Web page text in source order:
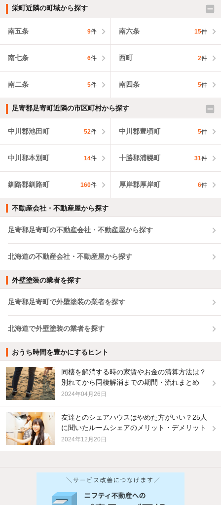
栄町近隣の町域から探す
南五条 9件 南六条 15件
南七条 6件 西町 2件
南二条 5件 南四条 5件
足寄郡足寄町近隣の市区町村から探す
中川郡池田町 52件 中川郡豊頃町 5件
中川郡本別町 14件 十勝郡浦幌町 31件
釧路郡釧路町 160件 厚岸郡厚岸町 6件
不動産会社・不動産屋から探す
足寄郡足寄町の不動産会社・不動産屋から探す
北海道の不動産会社・不動産屋から探す
外壁塗装の業者を探す
足寄郡足寄町で外壁塗装の業者を探す
北海道で外壁塗装の業者を探す
おうち時間を豊かにするヒント
同棲を解消する時の家賃やお金の清算方法は？
別れてから同棲解消までの期間・流れまとめ
2024年04月26日
友達とのシェアハウスはやめた方がいい？25人
に聞いたルームシェアのメリット・デメリット
2024年12月20日
バス・トイレ別 2階以上